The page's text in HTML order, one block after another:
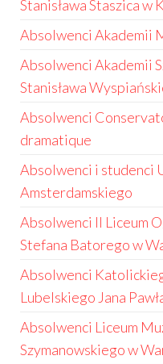
Stanisława Staszica w
Absolwenci Akademii
Absolwenci Akademii
Stanisława
Absolwenci
dramatique
Absolwenci i studenci
Amsterdamskiego
Absolwenci II Liceum
Stefana Batorego w
Absolwenci
Lubelskiego Jana
Absolwenci Liceum
Szymanowskiego w